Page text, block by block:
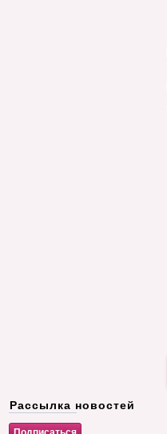
Рассылка новостей